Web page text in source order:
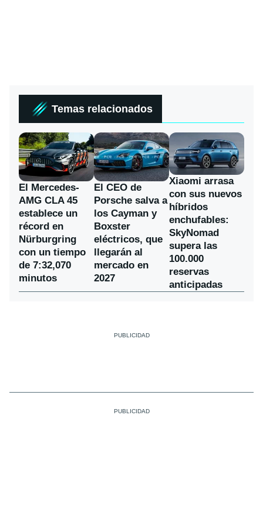
Temas relacionados
El Mercedes-
AMG CLA 45
establece un
récord en
Nürburgring
con un tiempo
de 7:32,070
minutos
El CEO de
Porsche salva a
los Cayman y
Boxster
eléctricos, que
llegarán al
mercado en
2027
Xiaomi arrasa
con sus nuevos
híbridos
enchufables:
SkyNomad
supera las
100.000
reservas
anticipadas